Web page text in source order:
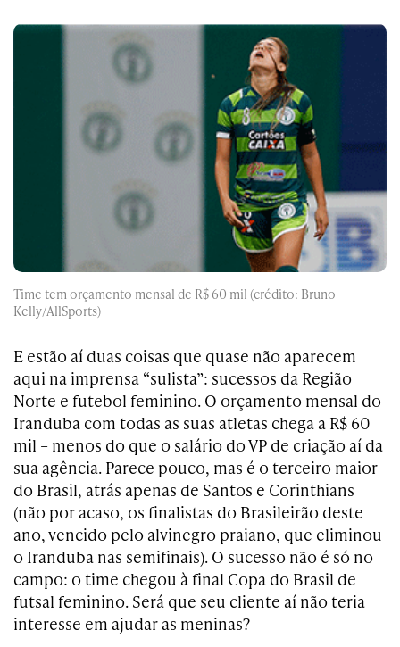
Time tem orçamento mensal de R$ 60 mil (crédito: Bruno
Kelly/AllSports)
E estão aí duas coisas que quase não aparecem
aqui na imprensa “sulista”: sucessos da Região
Norte e futebol feminino. O orçamento mensal do
Iranduba com todas as suas atletas chega a R$ 60
mil – menos do que o salário do VP de criação aí da
sua agência. Parece pouco, mas é o terceiro maior
do Brasil, atrás apenas de Santos e Corinthians
(não por acaso, os finalistas do Brasileirão deste
ano, vencido pelo alvinegro praiano, que eliminou
o Iranduba nas semifinais). O sucesso não é só no
campo: o time chegou à final Copa do Brasil de
futsal feminino. Será que seu cliente aí não teria
interesse em ajudar as meninas?